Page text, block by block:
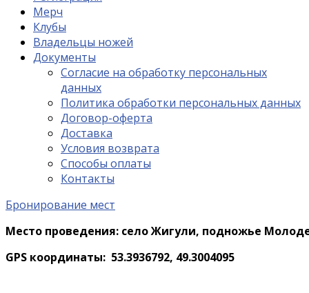
Мерч
Клубы
Владельцы ножей
Документы
Согласие на обработку персональных
данных
Политика обработки персональных данных
Договор-оферта
Доставка
Условия возврата
Способы оплаты
Контакты
Бронирование мест
Место проведения: село Жигули, подножье
GPS координаты: 53.3936792, 49.3004095